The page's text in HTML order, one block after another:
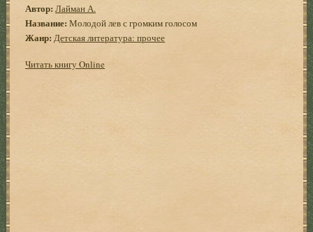
Автор: Лайман А.
Название: Молодой лев с громким голосом
Жанр: Детская литература: прочее
Читать книгу Online